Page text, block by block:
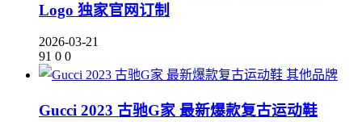
Logo 独家官网订制
2026-03-21
91 0 0
其他品牌
Gucci 2023 古驰G家 最新爆款复古运动鞋